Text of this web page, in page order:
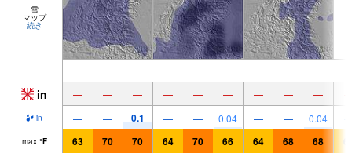
雪
マップ
続き
in — — — — — — — — —
in — — 0.1 — — 0.04 — — 0.04
max °F 63 70 70 64 70 66 64 68 68